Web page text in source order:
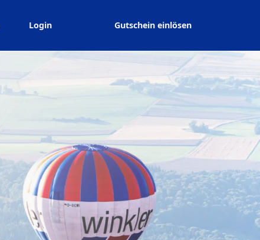
Login Gutschein einlösen